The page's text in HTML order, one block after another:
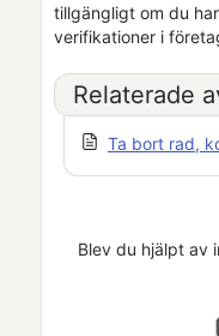
tillgängligt om du
verifikationer i
Relaterade
Ta bort rad,
Blev du hjälpt av